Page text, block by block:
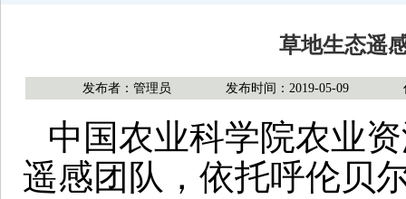
草地生态遥
发布者：管理员 发布时间：2019-05-09
中国农业科学院农业
遥感团队，依托呼伦贝